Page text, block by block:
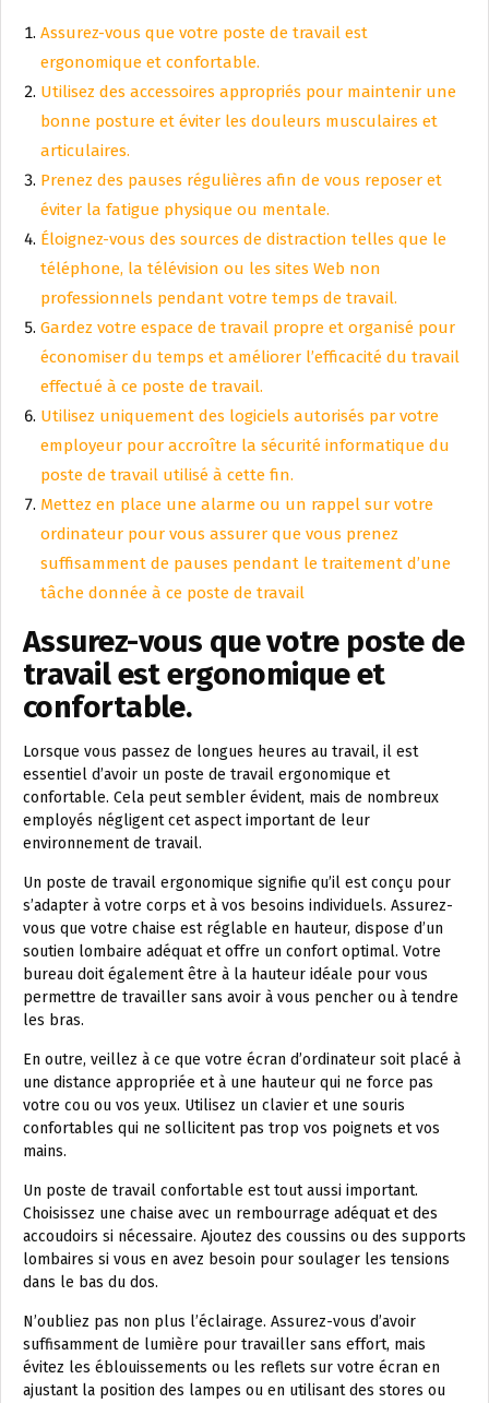
Assurez-vous que votre poste de travail est
ergonomique et confortable.
Utilisez des accessoires appropriés pour maintenir une
bonne posture et éviter les douleurs musculaires et
articulaires.
Prenez des pauses régulières afin de vous reposer et
éviter la fatigue physique ou mentale.
Éloignez-vous des sources de distraction telles que le
téléphone, la télévision ou les sites Web non
professionnels pendant votre temps de travail.
Gardez votre espace de travail propre et organisé pour
économiser du temps et améliorer l’efficacité du travail
effectué à ce poste de travail.
Utilisez uniquement des logiciels autorisés par votre
employeur pour accroître la sécurité informatique du
poste de travail utilisé à cette fin.
Mettez en place une alarme ou un rappel sur votre
ordinateur pour vous assurer que vous prenez
suffisamment de pauses pendant le traitement d’une
tâche donnée à ce poste de travail
Assurez-vous que votre poste de
travail est ergonomique et
confortable.
Lorsque vous passez de longues heures au travail, il est
essentiel d’avoir un poste de travail ergonomique et
confortable. Cela peut sembler évident, mais de nombreux
employés négligent cet aspect important de leur
environnement de travail.
Un poste de travail ergonomique signifie qu’il est conçu pour
s’adapter à votre corps et à vos besoins individuels. Assurez-
vous que votre chaise est réglable en hauteur, dispose d’un
soutien lombaire adéquat et offre un confort optimal. Votre
bureau doit également être à la hauteur idéale pour vous
permettre de travailler sans avoir à vous pencher ou à tendre
les bras.
En outre, veillez à ce que votre écran d’ordinateur soit placé à
une distance appropriée et à une hauteur qui ne force pas
votre cou ou vos yeux. Utilisez un clavier et une souris
confortables qui ne sollicitent pas trop vos poignets et vos
mains.
Un poste de travail confortable est tout aussi important.
Choisissez une chaise avec un rembourrage adéquat et des
accoudoirs si nécessaire. Ajoutez des coussins ou des supports
lombaires si vous en avez besoin pour soulager les tensions
dans le bas du dos.
N’oubliez pas non plus l’éclairage. Assurez-vous d’avoir
suffisamment de lumière pour travailler sans effort, mais
évitez les éblouissements ou les reflets sur votre écran en
ajustant la position des lampes ou en utilisant des stores ou